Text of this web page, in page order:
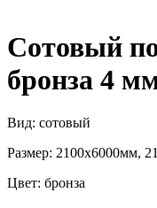
Сотовый
бронза 4
Вид: сотовый
Размер: 2100х6000мм,
Цвет: бронза